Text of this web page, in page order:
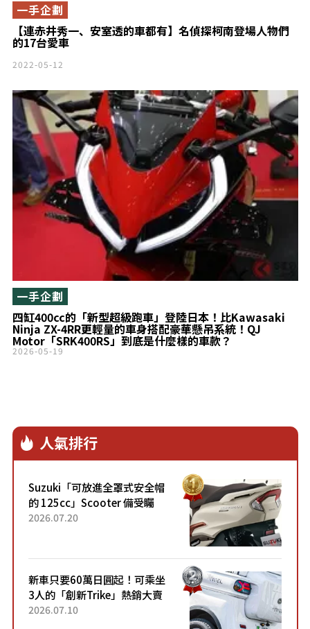
【連赤井秀一、安室透的車都有】名偵探柯南登場人物們
的17台愛車
一手企劃
2022-05-12
四缸400cc的「新型超級跑車」登陸日本！比Kawasaki
Ninja ZX-4RR更輕量的車身搭配豪華懸吊系統！QJ
Motor「SRK400RS」到底是什麼樣的車款？
一手企劃
2026-05-19
人氣排行
Suzuki「可放進全罩式安全帽
的 125cc」Scooter 備受矚
目！採用全新流線設計與各項
2026.07.20
新車只要60萬日圓起！可乘坐
3人的「創新Trike」熱銷大賣
成為人氣車款！「養車成本真
2026.07.10